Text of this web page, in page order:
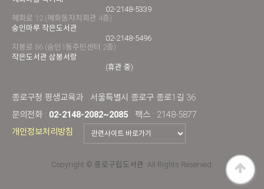
02-2148-5339
혜화로 12 (혜화동자치회관 4층)
숭인마루 작은도서관
02-2148-5496
지봉로 86 (숭인1동주민센터 2층)
작은도서관 삼봉서랑
(휴관 중)
종로구청 평생교육과
서울특별시 종로구 종로1길 36
문의전화 : 02-2148-2082~2085
팩스 : 2148-5877
개인정보처리방침
Copyright © 종로구립도서관. All Rights Reserved.